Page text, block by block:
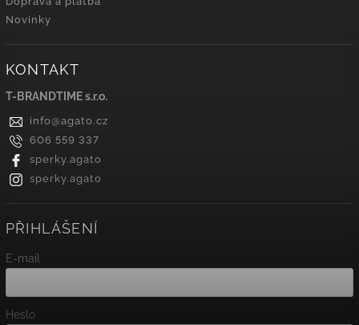
Novinky
KONTAKT
T-BRANDTIME s.r.o.
info@agato.cz
606 559 337
sperky.agato
sperky.agato
PŘIHLÁŠENÍ
E-mail
Heslo